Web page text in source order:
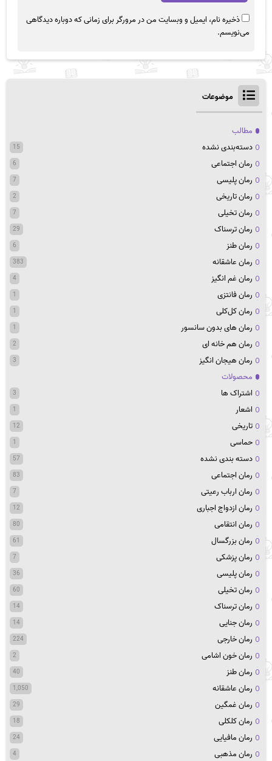
ذخیره نام، ایمیل و وبسایت من در مرورگر برای زمانی که دوباره دیدگاهی
می‌نویسم.
موضوعات
مطالب
دسته‌بندی نشده
15
رمان اجتماعی 6
رمان پلیسی 7
رمان تاریخی 2
رمان تخیلی 7
رمان ترسناک 29
رمان طنز 6
رمان عاشقانه 383
رمان غم انگیز 4
رمان فانتزی 1
رمان کل‌کلی 1
رمان های بدون سانسور 1
رمان هم خانه ای 2
رمان هیجان انگیز 3
محصولات
اشتراک ها
3
اشعار 1
تاریخی 12
حماسی 1
دسته بندی نشده 57
رمان اجتماعی 83
رمان ارباب رعیتی 7
رمان ازدواج اجباری 12
رمان انتقامی 80
رمان بزرگسال 61
رمان پزشکی 7
رمان پلیسی 36
رمان تخیلی 60
رمان ترسناک 14
رمان جنایی 14
رمان خارجی 224
رمان خون اشامی 2
رمان طنز 40
رمان عاشقانه 1,050
رمان غمگین 29
رمان کلکلی 18
رمان مافیایی 24
رمان مذهبی 4